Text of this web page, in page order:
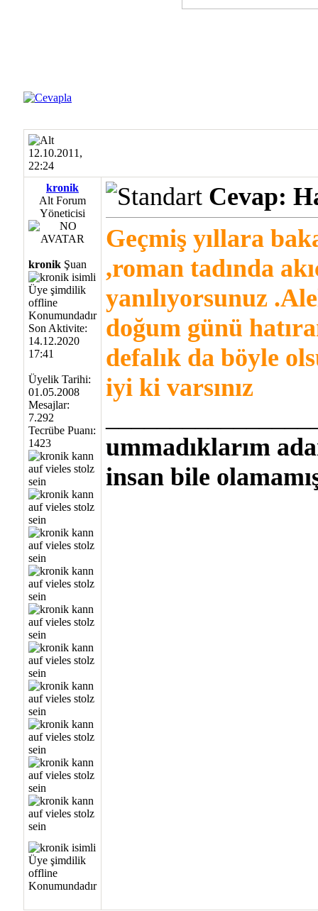
12.10.2011,
22:24
kronik
Alt Forum
Yöneticisi
kronik Şuan
Son Aktivite:
14.12.2020
17:41
Üyelik Tarihi:
01.05.2008
Mesajlar:
7.292
Tecrübe Puanı:
1423
Cevap:
Geçmiş yıllara
,roman tadında
yanılıyorsunuz
doğum günü
defalık da böyle
iyi ki varsınız
ummadıklarım
insan bile